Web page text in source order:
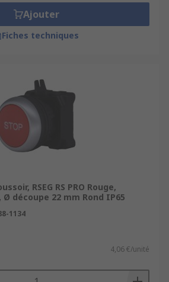
Ajouter
Fiches techniques
RSEG RS PRO Rouge,
découpe 22 mm Rond IP65
1134
4,06 €/unité